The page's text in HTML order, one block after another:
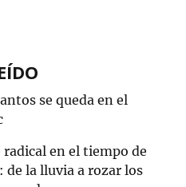
se queda en el
radical en el tiempo de
de la lluvia a rozar los